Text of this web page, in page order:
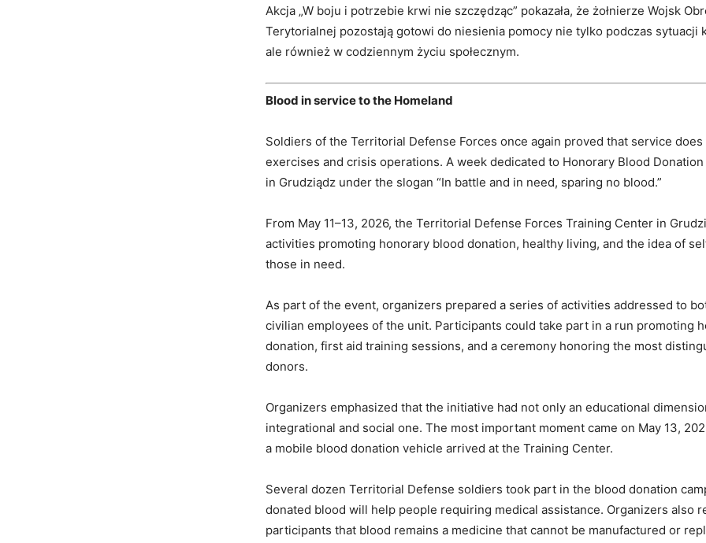
Akcja „W boju i potrzebie krwi nie szczędząc” pokazała, że żołnierze Wojsk
Terytorialnej pozostają gotowi do niesienia pomocy nie tylko podczas sytuacji
ale również w codziennym życiu społecznym.
Blood in service to the Homeland
Soldiers of the Territorial Defense Forces once again proved that service
exercises and crisis operations. A week dedicated to Honorary Blood
in Grudziądz under the slogan “In battle and in need, sparing no blood.”
From May 11–13, 2026, the Territorial Defense Forces Training Center in
activities promoting honorary blood donation, healthy living, and the idea of
those in need.
As part of the event, organizers prepared a series of activities addressed to
civilian employees of the unit. Participants could take part in a run promoting
donation, first aid training sessions, and a ceremony honoring the most
donors.
Organizers emphasized that the initiative had not only an educational
integrational and social one. The most important moment came on May 13,
a mobile blood donation vehicle arrived at the Training Center.
Several dozen Territorial Defense soldiers took part in the blood donation
donated blood will help people requiring medical assistance. Organizers also
participants that blood remains a medicine that cannot be manufactured or